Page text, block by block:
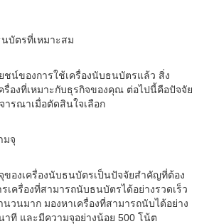
นบัตรที่เหมาะสม
น์ของการใช้เครื่องนับธนบัตรแล้ว สิ่ง
รื่องที่เหมาะกับธุรกิจของคุณ ต่อไปนี้คือปัจจัย
ารณาเมื่อตัดสินใจเลือก
มจุ
ของเครื่องนับธนบัตรเป็นปัจจัยสำคัญที่ต้อง
ครื่องที่สามารถนับธนบัตรได้อย่างรวดเร็ว
นวนมาก มองหาเครื่องที่สามารถนับได้อย่าง
ที และมีความจุอย่างน้อย 500 โน้ต